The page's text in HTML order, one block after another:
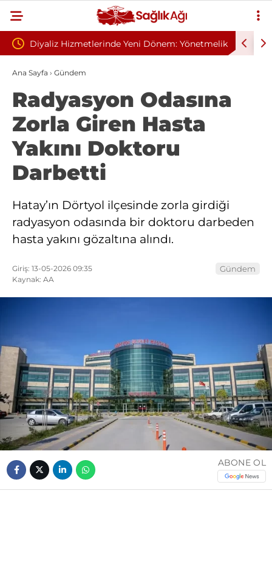
Dönem: Yönetmelik Sivilce Sandı, Cilt Kanseri Çıktı:
Ana Sayfa › Gündem
Radyasyon Odasına
Zorla Giren Hasta
Yakını Doktoru
Darbetti
Hatay’ın Dörtyol ilçesinde zorla girdiği
radyasyon odasında bir doktoru darbeden
hasta yakını gözaltına alındı.
Giriş: 13-05-2026 09:35
Kaynak: AA
Gündem
ABONE OL